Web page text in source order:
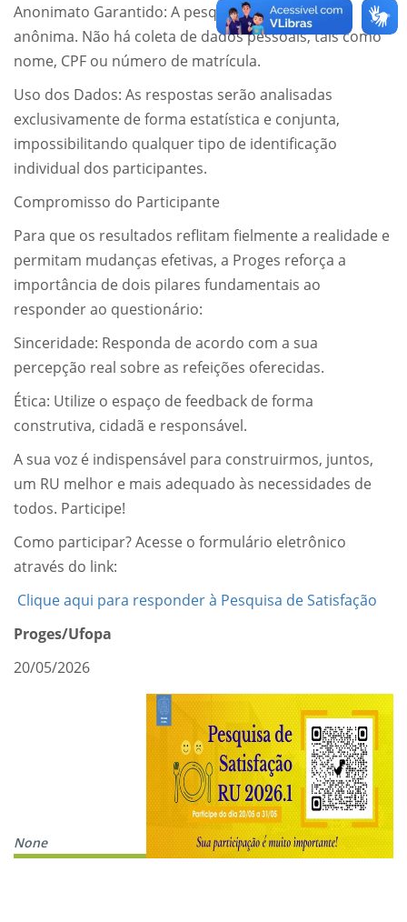
Anonimato Garantido: A pesquisa é estritamente
anônima. Não há coleta de dados pessoais, tais como
nome, CPF ou número de matrícula.
Uso dos Dados: As respostas serão analisadas
exclusivamente de forma estatística e conjunta,
impossibilitando qualquer tipo de identificação
individual dos participantes.
Compromisso do Participante
Para que os resultados reflitam fielmente a realidade e
permitam mudanças efetivas, a Proges reforça a
importância de dois pilares fundamentais ao
responder ao questionário:
Sinceridade: Responda de acordo com a sua
percepção real sobre as refeições oferecidas.
Ética: Utilize o espaço de feedback de forma
construtiva, cidadã e responsável.
A sua voz é indispensável para construirmos, juntos,
um RU melhor e mais adequado às necessidades de
todos. Participe!
Como participar? Acesse o formulário eletrônico
através do link:
Clique aqui para responder à Pesquisa de Satisfação
Proges/Ufopa
20/05/2026
None